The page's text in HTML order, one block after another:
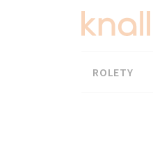
Menu
ROLETY